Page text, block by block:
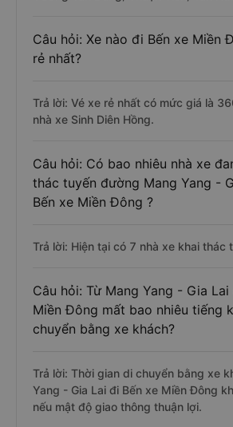
Câu hỏi: Xe nào đi Bến xe Miền
rẻ nhất?
Trả lời: Vé xe rẻ nhất có mức giá là
nhà xe Sinh Diên Hồng.
Câu hỏi: Có bao nhiêu nhà xe
thác tuyến đường Mang Yang -
Bến xe Miền Đông ?
Trả lời: Hiện tại có 7 nhà xe khai thác
Câu hỏi: Từ Mang Yang - Gia
Miền Đông mất bao nhiêu tiếng
chuyển bằng xe khách?
Trả lời: Thời gian di chuyển bằng xe
Yang - Gia Lai đi Bến xe Miền Đông
nếu mật độ giao thông thuận lợi.